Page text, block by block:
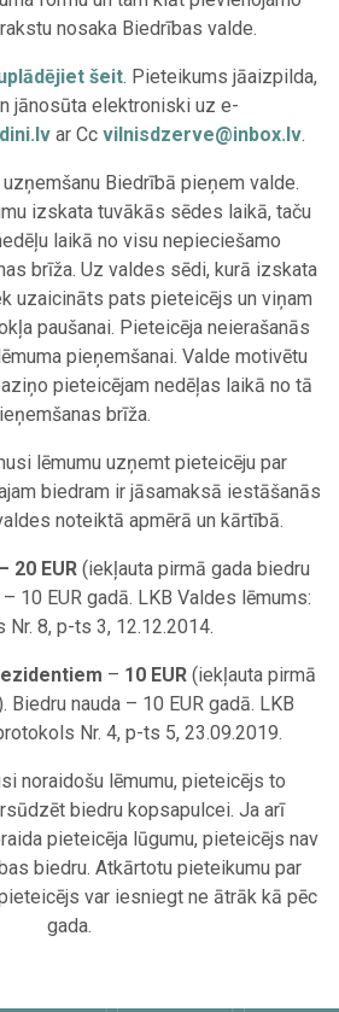
nosaka Biedrības valde.
šeit. Pieteikums jāaizpilda,
jānosūta elektroniski uz e-
ar Cc vilnisdzerve@inbox.lv.
Biedrībā pieņem valde.
izskata tuvākās sēdes laikā, taču
laikā no visu nepieciešamo
brīža. Uz valdes sēdi, kurā izskata
uzaicināts pats pieteicējs un viņam
paušanai. Pieteicēja neierašanās
pieņemšanai. Valde motivētu
pieteicējam nedēļas laikā no tā
brīža.
lēmumu uzņemt pieteicēju par
biedram ir jāsamaksā iestāšanās
noteiktā apmērā un kārtībā.
20 EUR(iekļauta pirmā gada biedru
10 EUR gadā. LKB Valdes lēmums:
Nr. 8, p-ts 3, 12.12.2014.
– 10 EUR(iekļauta pirmā
Biedru nauda – 10 EUR gadā. LKB
Nr. 4, p-ts 5, 23.09.2019.
noraidošu lēmumu, pieteicējs to
biedru kopsapulcei. Ja arī
pieteicēja lūgumu, pieteicējs nav
biedru. Atkārtotu pieteikumu par
var iesniegt ne ātrāk kā pēc
gada.